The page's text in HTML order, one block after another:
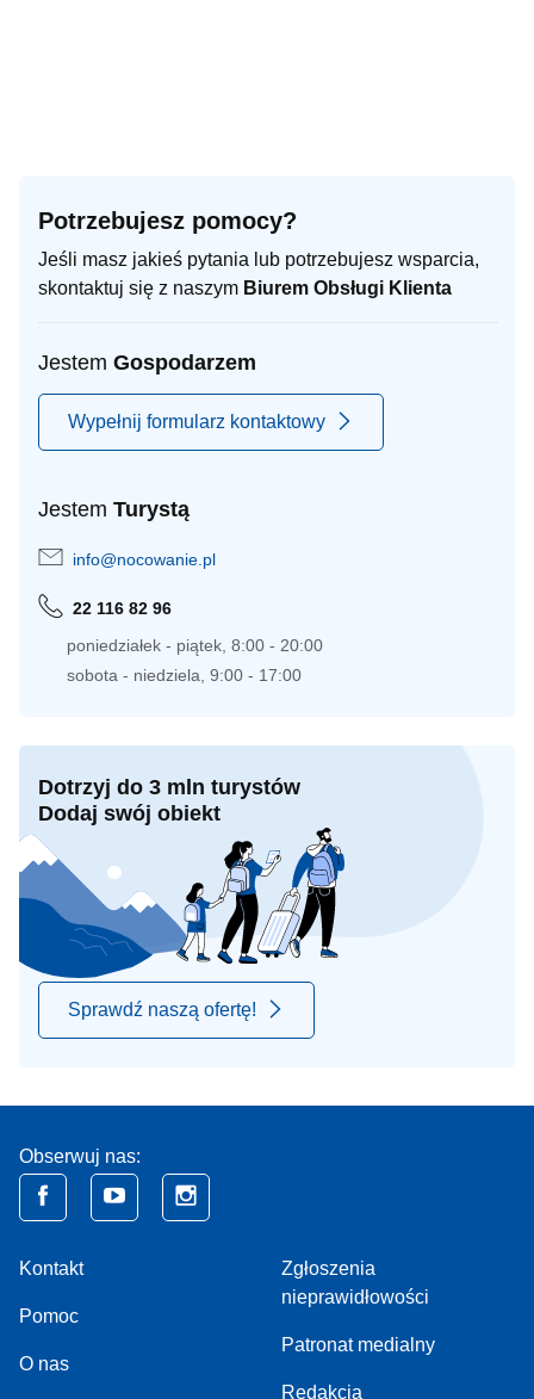
Potrzebujesz pomocy?
Jeśli masz jakieś pytania lub potrzebujesz wsparcia,
skontaktuj się z naszym Biurem Obsługi Klienta
Jestem Gospodarzem
Wypełnij formularz kontaktowy
Jestem Turystą
info@nocowanie.pl
22 116 82 96
poniedziałek - piątek, 8:00 - 20:00
sobota - niedziela, 9:00 - 17:00
Dotrzyj do 3 mln turystów
Dodaj swój obiekt
Sprawdź naszą ofertę!
Obserwuj nas:
Kontakt
Pomoc
O nas
Zgłoszenia
nieprawidłowości
Patronat medialny
Redakcja